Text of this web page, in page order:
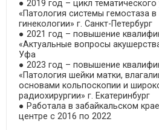
● 2019 год – цикл
«Патология системы гемостаза
гинекологии» г. Санкт-Петербург
● 2021 год – повышение
«Актуальные вопросы
Уфа
● 2023 год – повышение
«Патология шейки матки,
основами кольпоскопии и
радиохирургии» г. Екатеринбург
● Работала в забайкальском
центре с 2016 по 2022